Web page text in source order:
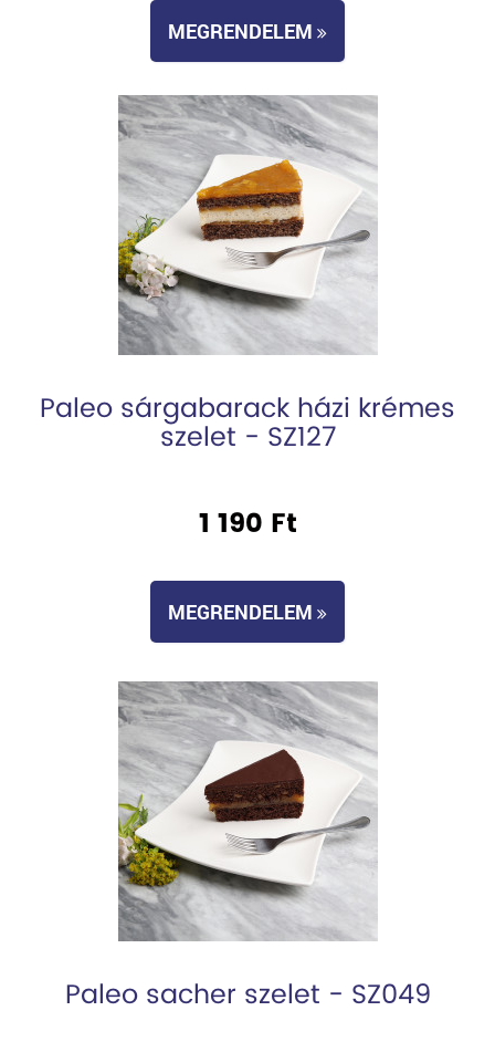
MEGRENDELEM
Paleo sárgabarack házi krémes
szelet - SZ127
1 190 Ft
MEGRENDELEM
Paleo sacher szelet - SZ049